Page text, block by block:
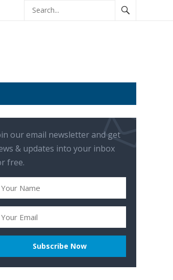
our email newsletter and get
& updates into your inbox
free.